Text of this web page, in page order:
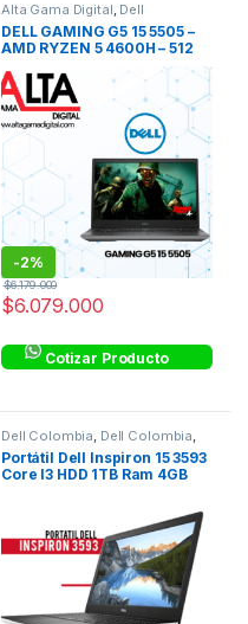
Alta Gama Digital, Dell
Colombia,Dell Colombia,
Equipos Gamers,Gaming,
Laptops,Laptops & Computers
DELL GAMING G5 15 5505 –
AMD RYZEN 5 4600H – 512
GB SSD – 8GB DDR4 – 15,6″
FHD – VIDEO 6GB RX 5600M
– WINDOWS 10
-2%
$6.079.000
$6.179.000
Cotizar Producto
Dell Colombia, Dell Colombia,
Equipos Gamers Gaming
Portátil Dell Inspiron 15 3593
Core I3 HDD 1TB Ram 4GB